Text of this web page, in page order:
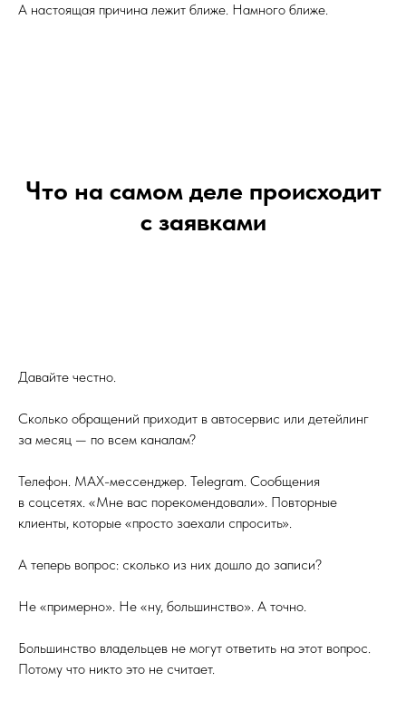
А настоящая причина лежит ближе. Намного ближе.
Что на самом деле происходит
с заявками
Давайте честно.
Сколько обращений приходит в автосервис или детейлинг
за месяц — по всем каналам?
Телефон. MAX-мессенджер. Telegram. Сообщения
в соцсетях. «Мне вас порекомендовали». Повторные
клиенты, которые «просто заехали спросить».
А теперь вопрос: сколько из них дошло до записи?
Не «примерно». Не «ну, большинство». А точно.
Большинство владельцев не могут ответить на этот вопрос.
Потому что никто это не считает.